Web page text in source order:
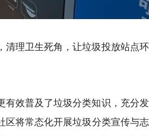
清理卫生死角，让垃圾投放站点
效普及了垃圾分类知识，充分
将常态化开展垃圾分类宣传与